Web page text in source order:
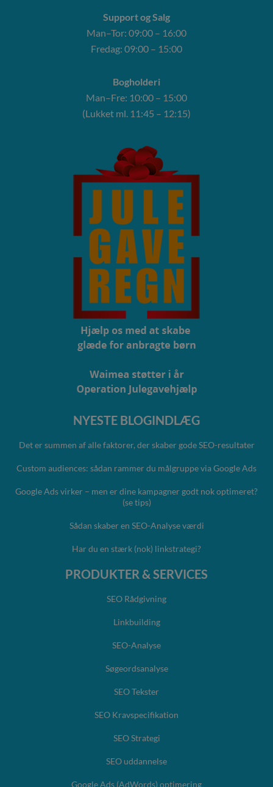
Support og Salg
Man–Tor: 09:00 – 16:00
Fredag: 09:00 – 15:00
Bogholderi
Man–Fre: 10:00 – 15:00
(Lukket ml. 11:45 – 12:15)
NYESTE BLOGINDLÆG
Det er summen af alle faktorer, der skaber gode SEO-resultater
Custom audiences: sådan rammer du målgruppe via Google Ads
Google Ads virker – men er dine kampagner godt nok optimeret?
(se tips)
Sådan skaber en SEO-Analyse værdi
Har du en stærk (nok) linkstrategi?
PRODUKTER & SERVICES
SEO Rådgivning
Linkbuilding
SEO-Analyse
Søgeordsanalyse
SEO Tekster
SEO Kravspecifikation
SEO Strategi
SEO uddannelse
Google Ads (AdWords) optimering